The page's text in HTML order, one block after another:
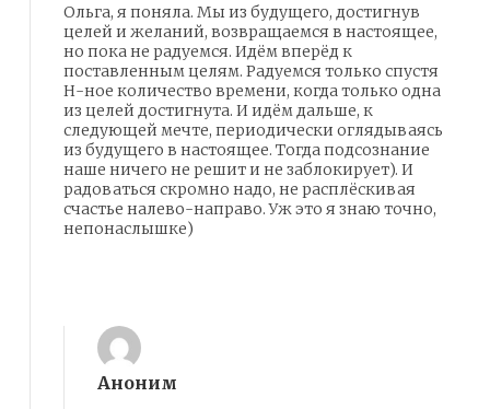
Ольга, я поняла. Мы из будущего, достигнув
целей и желаний, возвращаемся в настоящее,
но пока не радуемся. Идём вперёд к
поставленным целям. Радуемся только спустя
Н-ное количество времени, когда только одна
из целей достигнута. И идём дальше, к
следующей мечте, периодически оглядываясь
из будущего в настоящее. Тогда подсознание
наше ничего не решит и не заблокирует). И
радоваться скромно надо, не расплёскивая
счастье налево-направо. Уж это я знаю точно,
непонаслышке)
Аноним